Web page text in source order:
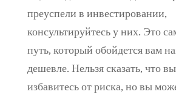
преуспели в инвестировании,
консультируйтесь у них. Это
путь, который обойдется вам
дешевле. Нельзя сказать, что
избавитесь от риска, но вы